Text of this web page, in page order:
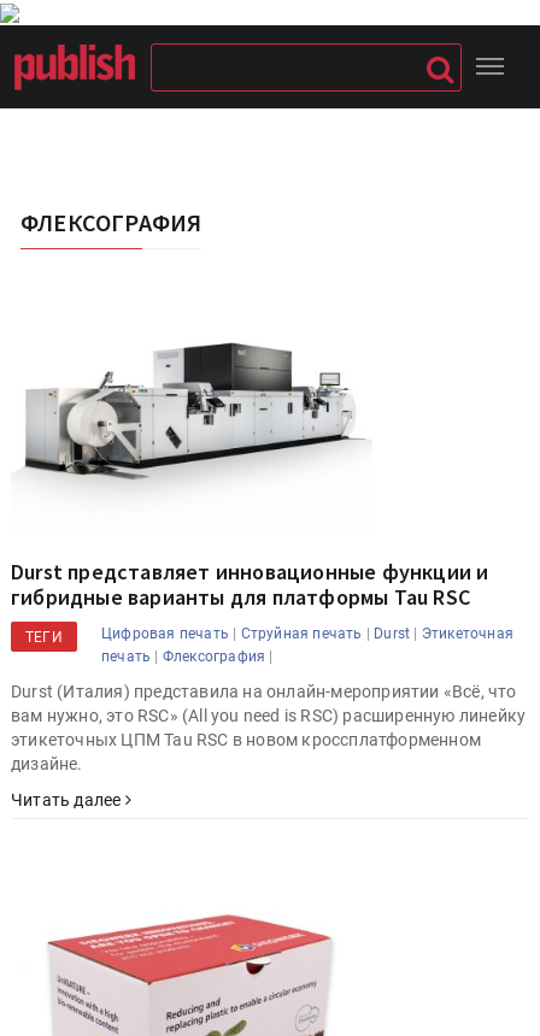
ФЛЕКСОГРАФИЯ
Durst представляет инновационные функции и
гибридные варианты для платформы Tau RSC
ТЕГИ Цифровая печать | Струйная печать | Durst | Этикеточная
печать | Флексография |
Durst (Италия) представила на онлайн-мероприятии «Всё, что
вам нужно, это RSC» (All you need is RSC) расширенную линейку
этикеточных ЦПМ Tau RSC в новом кроссплатформенном
дизайне.
Читать далее